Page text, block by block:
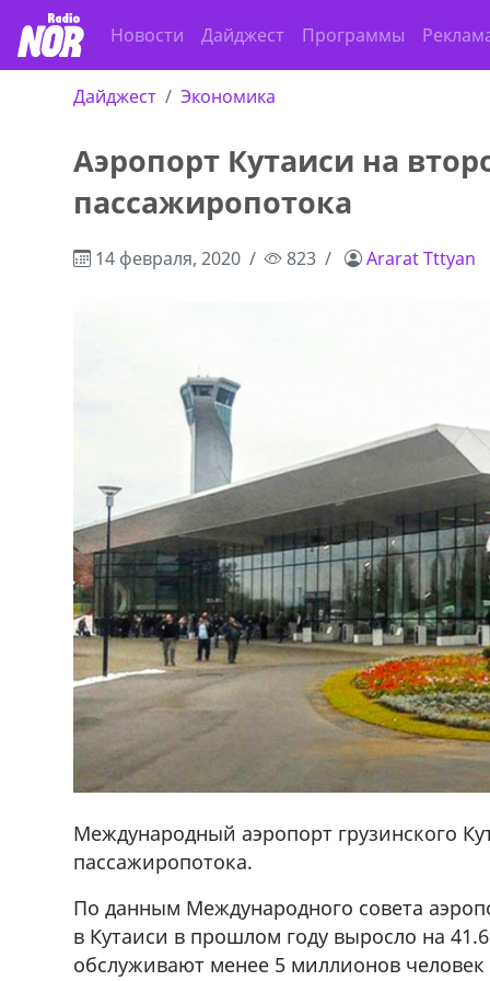
Новости Дайджест Программы
Дайджест Экономика
Аэропорт Кутаиси на
пассажиропотока
14 февраля, 2020 823 Ararat Tttyan
Международный аэропорт грузинского
пассажиропотока.
По данным Международного совета
в Кутаиси в прошлом году выросло на
обслуживают менее 5 миллионов